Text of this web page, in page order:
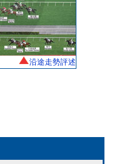
沿途走勢評述